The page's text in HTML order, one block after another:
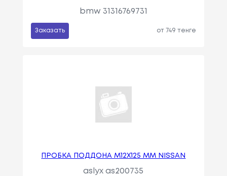
bmw 31316769731
Заказать от 749 тенге
ПРОБКА ПОДДОНА M12X125 MM NISSAN
aslyx as200735